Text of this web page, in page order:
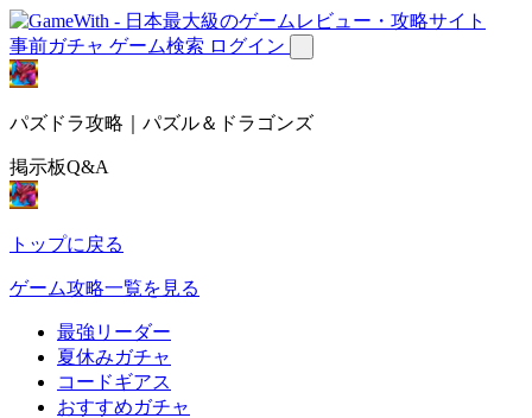
事前ガチャ ゲーム検索 ログイン
パズドラ攻略｜パズル＆ドラゴンズ
掲示板Q&A
トップに戻る
ゲーム攻略一覧を見る
最強リーダー
夏休みガチャ
コードギアス
おすすめガチャ